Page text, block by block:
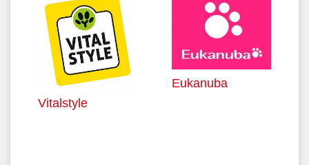
Vitalstyle
Eukanuba